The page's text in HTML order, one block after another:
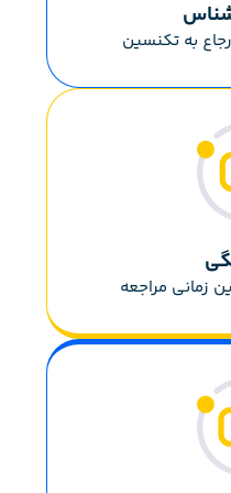
به تکنسین
زمانی مراجعه